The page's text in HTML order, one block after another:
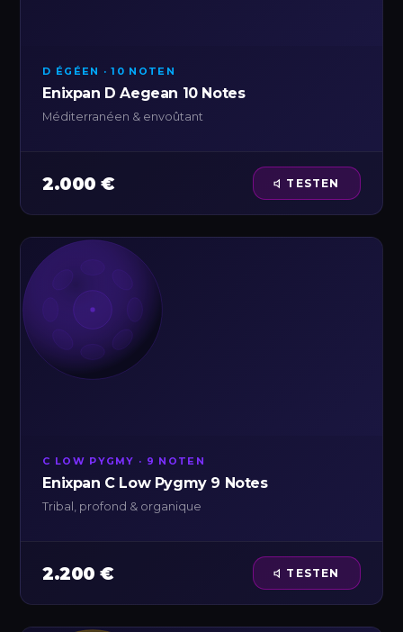
D ÉGÉEN · 10 NOTEN
Enixpan D Aegean 10 Notes
Méditerranéen & envoûtant
2.000 € TESTEN
C LOW PYGMY · 9 NOTEN
Enixpan C Low Pygmy 9 Notes
Tribal, profond & organique
2.200 € TESTEN